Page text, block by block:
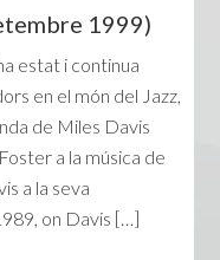
1999)
estat i continua
en el món del Jazz,
de Miles Davis
a la música de
a la seva
on Davis […]